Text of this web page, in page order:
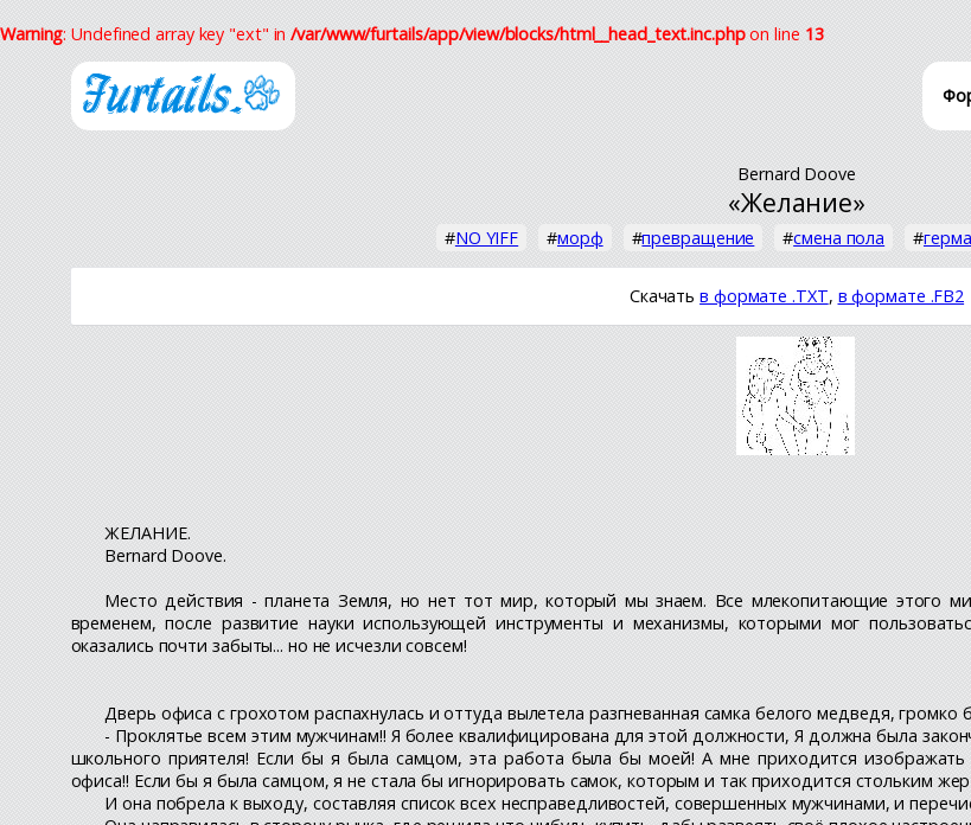
Warning: Undefined array key "ext" in/var/www/furtails/app/view/blocks/html__head_text.inc.phpon line 13
Bernard Doove
«Желание»
#NO YIFF #морф #превращение #смена пола #
Скачатьв формате .TXT, в формате .FB2
ЖЕЛАНИЕ.
Bernard Doove.
Место действия - планета Земля, но нет тот мир, который мы знаем. Все млекопитающие этого
временем, после развитие науки использующей инструменты и механизмы, которыми мог
оказались почти забыты... но не исчезли совсем!
Дверь офиса с грохотом распахнулась и оттуда вылетела разгневанная самка белого медведя, громко
- Проклятье всем этим мужчинам!! Я более квалифицирована для этой должности, Я должна была
школьного приятеля! Если бы я была самцом, эта работа была бы моей! А мне приходится
офиса!! Если бы я была самцом, я не стала бы игнорировать самок, которым и так приходится стольким
И она побрела к выходу, составляя список всех несправедливостей, совершенных мужчинами, и